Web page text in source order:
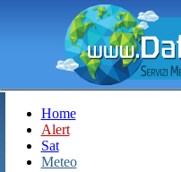
Home
Alert
Sat
Meteo